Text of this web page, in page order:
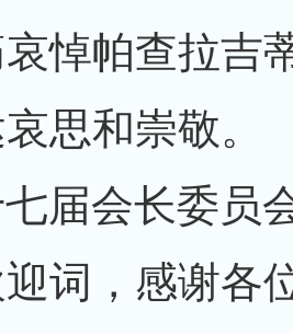
悼帕查拉吉
思和崇敬。
届会长委员
词，感谢各